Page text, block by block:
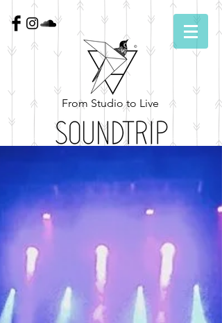
From Studio to Live